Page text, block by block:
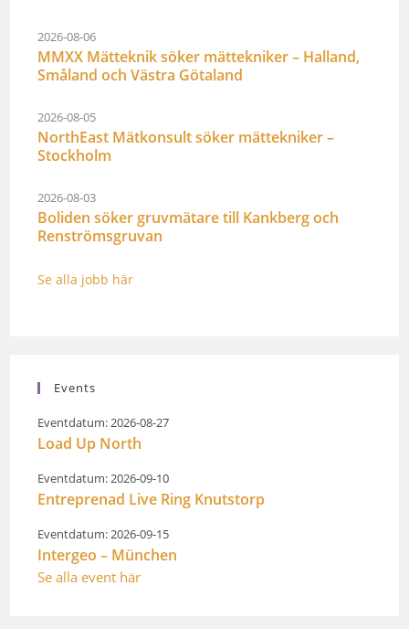
2026-08-06
MMXX Mätteknik söker mättekniker – Halland,
Småland och Västra Götaland
2026-08-05
NorthEast Mätkonsult söker mättekniker –
Stockholm
2026-08-03
Boliden söker gruvmätare till Kankberg och
Renströmsgruvan
Se alla jobb här
Events
Eventdatum: 2026-08-27
Load Up North
Eventdatum: 2026-09-10
Entreprenad Live Ring Knutstorp
Eventdatum: 2026-09-15
Intergeo – München
Se alla event här